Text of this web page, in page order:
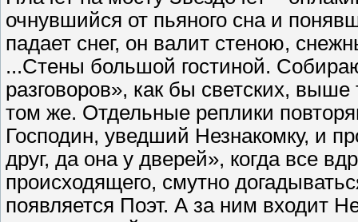
очнувшийся от пьяного сна и
падает снег, он валит стеною,
...Стены большой гостиной.
разговоров», как бы светских,
том же. Отдельные реплики
Господин, уведший Незнакомку, и
друг, да она у дверей», когда все
происходящего, смутно
появляется Поэт. А за ним входит